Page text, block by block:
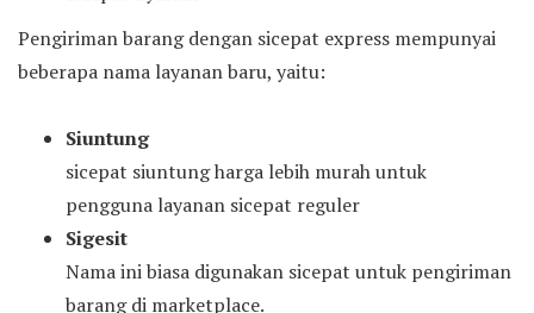
Pengiriman barang dengan sicepat express mempunyai
beberapa nama layanan baru, yaitu:
Siuntung
sicepat siuntung harga lebih murah untuk
pengguna layanan sicepat reguler
Sigesit
Nama ini biasa digunakan sicepat untuk pengiriman
barang di marketplace.